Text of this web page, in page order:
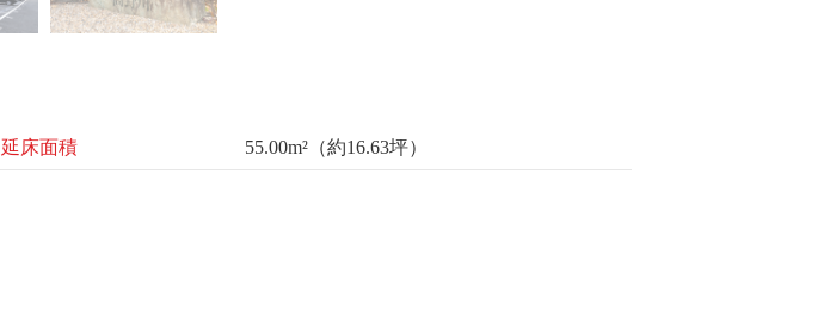
延床面積 55.00m²（約16.63坪）